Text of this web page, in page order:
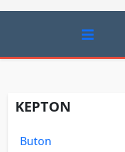
KEPTON
Buton